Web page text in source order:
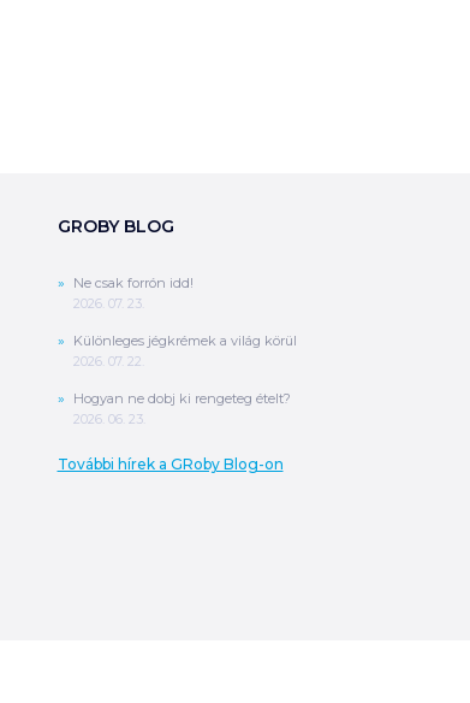
GROBY BLOG
Ne csak forrón idd!
2026. 07. 23.
Különleges jégkrémek a világ körül
2026. 07. 22.
Hogyan ne dobj ki rengeteg ételt?
2026. 06. 23.
További hírek a GRoby Blog-on